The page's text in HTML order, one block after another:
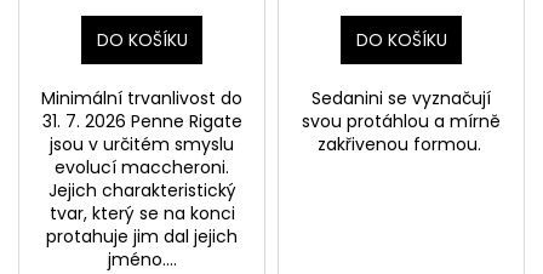
DO KOŠÍKU
Minimální trvanlivost do
31. 7. 2026 Penne Rigate
jsou v určitém smyslu
evolucí maccheroni.
Jejich charakteristický
tvar, který se na konci
protahuje jim dal jejich
jméno....
DO KOŠÍKU
Sedanini se vyznačují
svou protáhlou a mírně
zakřivenou formou.